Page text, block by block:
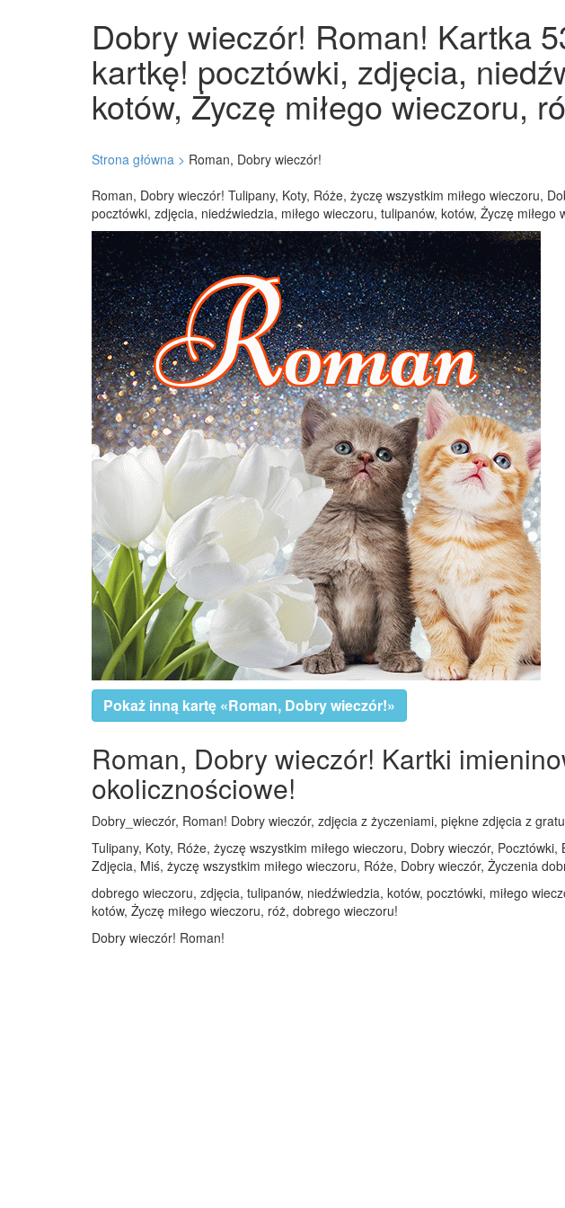
Dobry wieczór! Roman! Kartka
kartkę! pocztówki, zdjęcia,
kotów, Życzę miłego wieczoru,
Strona główna > Roman, Dobry wieczór!
Roman, Dobry wieczór! Tulipany, Koty, Róże, życzę wszystkim miłego wieczoru,
pocztówki, zdjęcia, niedźwiedzia, miłego wieczoru, tulipanów, kotów, Życzę
Pokaż inną kartę «Roman, Dobry wieczór!»
Roman, Dobry wieczór! Kartki
okolicznościowe!
Dobry_wieczór, Roman! Dobry wieczór, zdjęcia z życzeniami, piękne zdjęcia z
Tulipany, Koty, Róże, życzę wszystkim miłego wieczoru, Dobry wieczór,
Zdjęcia, Miś, życzę wszystkim miłego wieczoru, Róże, Dobry wieczór, Życzenia
dobrego wieczoru, zdjęcia, tulipanów, niedźwiedzia, kotów, pocztówki, miłego
kotów, Życzę miłego wieczoru, róż, dobrego wieczoru!
Dobry wieczór! Roman!